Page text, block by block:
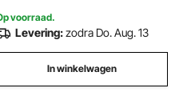
voorraad.
Levering:zodra Do. Aug. 13
In winkelwagen